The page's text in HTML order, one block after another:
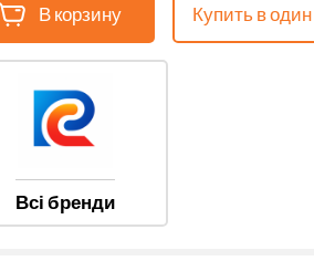
В корзину Купить в один
Всі бренди